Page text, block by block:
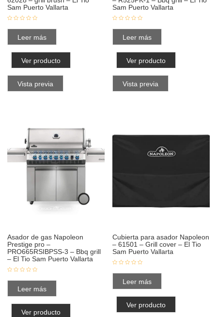
Sam Puerto Vallarta
Leer más
Ver producto
Vista previa
Sam Puerto Vallarta
Leer más
Ver producto
Vista previa
Asador de gas Napoleon
Prestige pro –
PRO665RSIBPSS-3 – Bbq grill
– El Tio Sam Puerto Vallarta
Leer más
Ver producto
Cubierta para asador Napoleon
– 61501 – Grill cover – El Tio
Sam Puerto Vallarta
Leer más
Ver producto